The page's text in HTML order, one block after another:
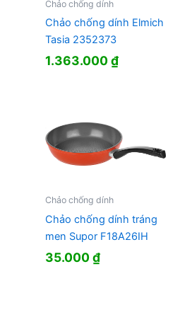
Chảo chống dính
Chảo chống dính Elmich
Tasia 2352373
1.363.000₫
Chảo chống dính
Chảo chống dính tráng
men Supor F18A26IH
35.000₫